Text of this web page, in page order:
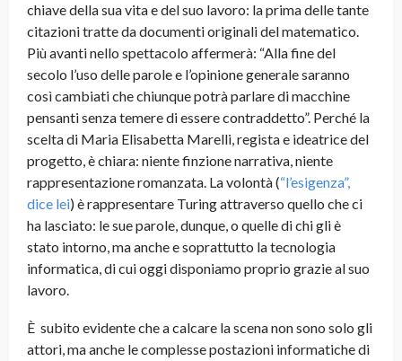
chiave della sua vita e del suo lavoro: la prima delle tante
citazioni tratte da documenti originali del matematico.
Più avanti nello spettacolo affermerà: “Alla fine del
secolo l’uso delle parole e l’opinione generale saranno
così cambiati che chiunque potrà parlare di macchine
pensanti senza temere di essere contraddetto”. Perché la
scelta di Maria Elisabetta Marelli, regista e ideatrice del
progetto, è chiara: niente finzione narrativa, niente
rappresentazione romanzata. La volontà (“l’esigenza”,
dice lei) è rappresentare Turing attraverso quello che ci
ha lasciato: le sue parole, dunque, o quelle di chi gli è
stato intorno, ma anche e soprattutto la tecnologia
informatica, di cui oggi disponiamo proprio grazie al suo
lavoro.
È subito evidente che a calcare la scena non sono solo gli
attori, ma anche le complesse postazioni informatiche di